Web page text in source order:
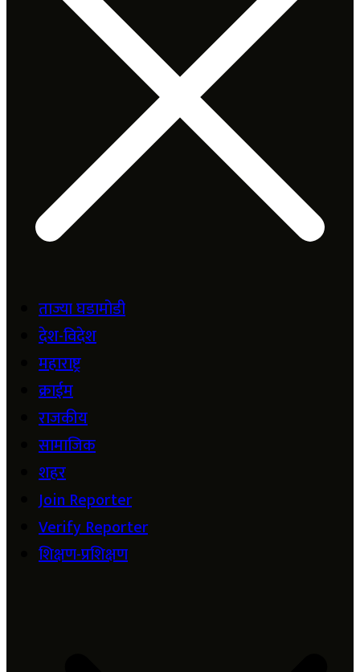
ताज्या घडामोडी
देश-विदेश
महाराष्ट्र
क्राईम
राजकीय
सामाजिक
शहर
Join Reporter
Verify Reporter
शिक्षण-प्रशिक्षण